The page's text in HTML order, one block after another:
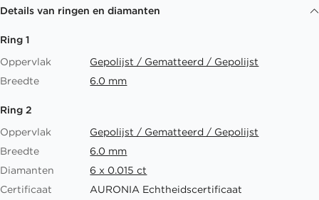
Details van ringen en diamanten
Ring 1
Oppervlak
Gepolijst / Gematteerd / Gepolijst
Breedte
6.0 mm
Ring 2
Oppervlak
Gepolijst / Gematteerd / Gepolijst
Breedte
6.0 mm
Diamanten
6 x 0.015 ct
Certificaat
AURONIA Echtheidscertificaat